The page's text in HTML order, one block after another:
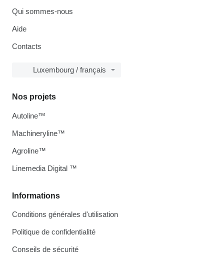
Qui sommes-nous
Aide
Contacts
Luxembourg / français
Informations
Conditions générales d'utilisation
Politique de confidentialité
Conseils de sécurité
Nos projets
Autoline™
Machineryline™
Agroline™
Linemedia Digital ™